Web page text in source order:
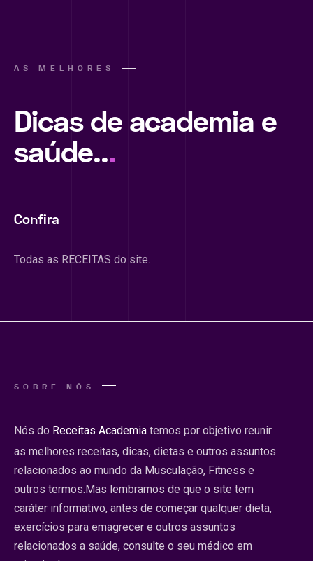
AS MELHORES
Dicas de academia e
saúde...
Confira
Todas as RECEITAS do site.
SOBRE NÓS
Nós do Receitas Academia temos por objetivo reunir
as melhores receitas, dicas, dietas e outros assuntos
relacionados ao mundo da Musculação, Fitness e
outros termos.Mas lembramos de que o site tem
caráter informativo, antes de começar qualquer dieta,
exercícios para emagrecer e outros assuntos
relacionados a saúde, consulte o seu médico em